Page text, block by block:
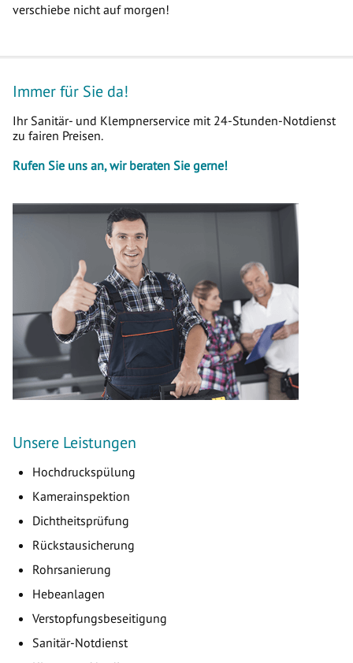
verschiebe nicht auf morgen!
Immer für Sie da!
Ihr Sanitär- und Klempnerservice mit 24-Stunden-Notdienst
zu fairen Preisen.
Rufen Sie uns an, wir beraten Sie gerne!
Unsere Leistungen
Hochdruckspülung
Kamerainspektion
Dichtheitsprüfung
Rückstausicherung
Rohrsanierung
Hebeanlagen
Verstopfungsbeseitigung
Sanitär-Notdienst